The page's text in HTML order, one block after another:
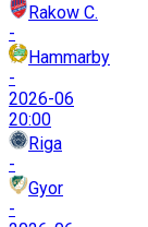
Rakow C.
-
Hammarby
-
2026-06
20:00
Riga
-
Gyor
-